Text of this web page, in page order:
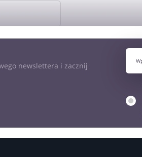
newslettera i zacznij